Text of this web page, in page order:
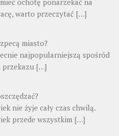
warto przeczytać […]
miasto?
najpopularniejszą spośród
przekazu […]
nie żyje cały czas chwilą.
przede wszystkim […]